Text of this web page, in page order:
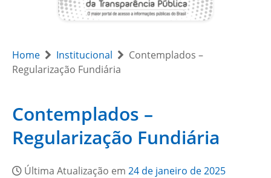
Home Institucional
Contemplados –
Regularização Fundiária
Contemplados –
Regularização Fundiária
Última Atualização em 24 de janeiro de 2025